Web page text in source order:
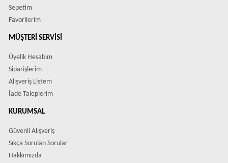
Sepetim
Favorilerim
MÜŞTERI SERVISI
Üyelik Hesabım
Siparişlerim
Alışveriş Listem
İade Taleplerim
KURUMSAL
Güvenli Alışveriş
Sıkça Sorulan Sorular
Hakkımızda